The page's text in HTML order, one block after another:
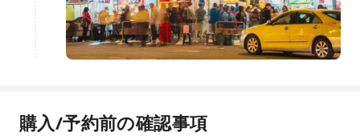
購入/予約前の確認事項